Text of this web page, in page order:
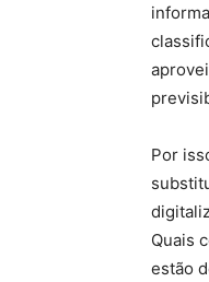
Por
Quais
estão